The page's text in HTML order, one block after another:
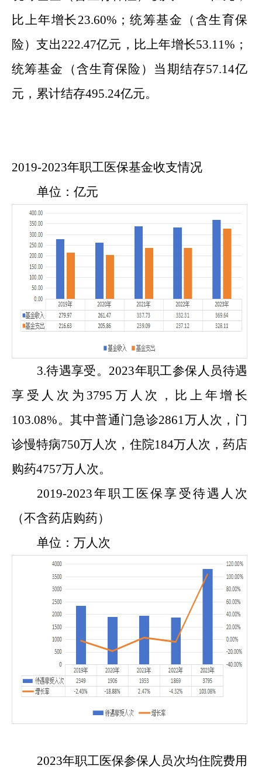
比上年增长23.60%；统筹基金（含生育保
险）支出222.47亿元，比上年增长53.11%；
统筹基金（含生育保险）当期结存57.14亿
元，累计结存495.24亿元。
2019-2023年职工医保基金收支情况
单位： 亿元
3.待遇享受。2023年职工参保人员待遇
享受人次为 3795万 人次，比上年增长
103.08%。其中普通门急诊2861万人次，门
诊慢特病750万人次，住院184万人次，药店
购药4757万人次。
2019-2023年职工医保享受待遇人次
（不含药店购药）
单位： 万人次
2023年职工医保参保人员次均住院费用